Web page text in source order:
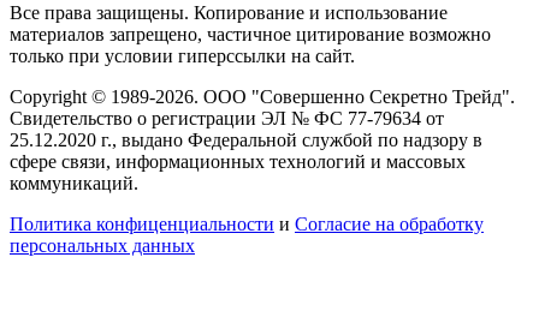
Все права защищены. Копирование и использование
материалов запрещено, частичное цитирование возможно
только при условии гиперссылки на сайт.
Copyright © 1989-2026. ООО "Совершенно Секретно Трейд".
Свидетельство о регистрации ЭЛ № ФС 77-79634 от
25.12.2020 г., выдано Федеральной службой по надзору в
сфере связи, информационных технологий и массовых
коммуникаций.
Политика конфиценциальности и Согласие на обработку
персональных данных